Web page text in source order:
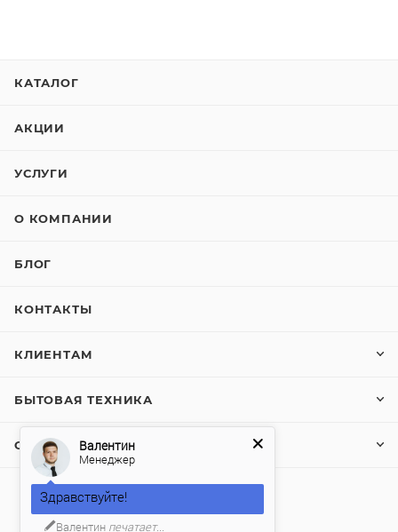
КАТАЛОГ
АКЦИИ
УСЛУГИ
О КОМПАНИИ
БЛОГ
КОНТАКТЫ
КЛИЕНТАМ
БЫТОВАЯ ТЕХНИКА
САНТЕХНИКА
+7 (495) 104-72-24
Валентин
Менеджер
Здравствуйте!
Валентин печатает...